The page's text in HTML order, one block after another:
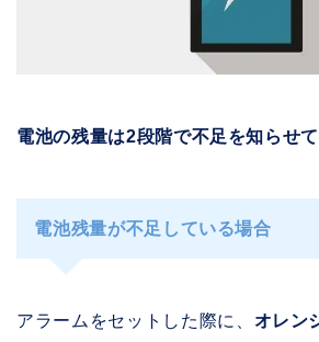
電池の残量は2段階で不足を知らせて
電池残量が不足している場合
アラームをセットした際に、 オレン